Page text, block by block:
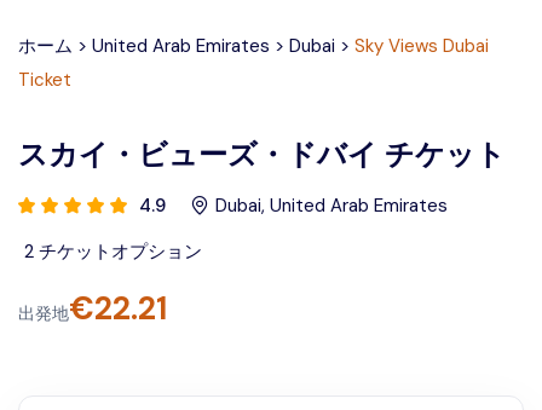
ホーム > United Arab Emirates > Dubai > Sky Views Dubai
Ticket
スカイ・ビューズ・ドバイ チケット
4.9 Dubai, United Arab Emirates
2 チケットオプション
出発地€22.21